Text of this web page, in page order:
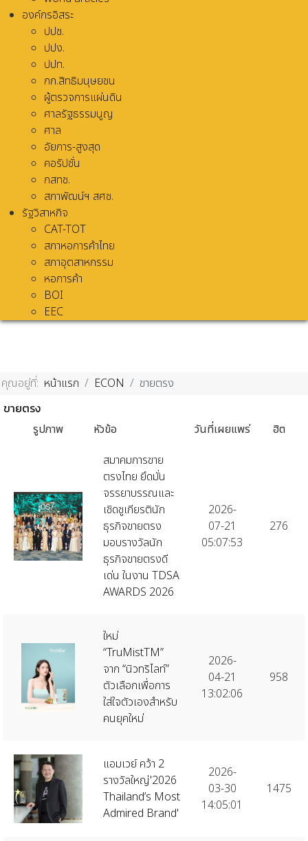
องค์กรอิสระ
ปปช.
ปปง.
ปปท.
กก.สิทธิมนุษยชน
ผู้ตรวจการแผ่นดิน
ศาลรัฐธรรมนูญ
ศาล
อัยการ-สูงสุด
คอรัปชั่น
กสทช.
สภาพัฒน์ฯ สศช.
รัฐวิสาหกิจ
CAT-TOT
สภาหอการค้าไทย
สภาอุตสาหกรรม
หอการค้า
BOI
EEC
คุณอยู่ที่: หน้าแรก ECON
ขายตรง
ขายตรง
รูปภาพ
หัวข้อ วันที่เผยแพร่
ฮิต
สมาคมการขาย
ตรงไทย ยึดมั่น
จรรยาบรรณและ
เชิดชูเกียรตินัก
ธุรกิจขายตรง
มอบรางวัลนัก
ธุรกิจขายตรงดี
เด่น ในงาน TDSA
AWARDS 2026
2026-
07-21
05:07:53
276
ใหม่
“TruMistTM”
จาก “นิวทริไลท์”
ตัวเลือกเพื่อการ
ใส่ใจตัวเองสำหรับ
คนยุคใหม่
2026-
04-21
13:02:06
958
แอมเวย์ คว้า 2
รางวัลใหญ่'2026
Thailand’s Most
Admired Brand'
2026-
03-30
14:05:01
1475